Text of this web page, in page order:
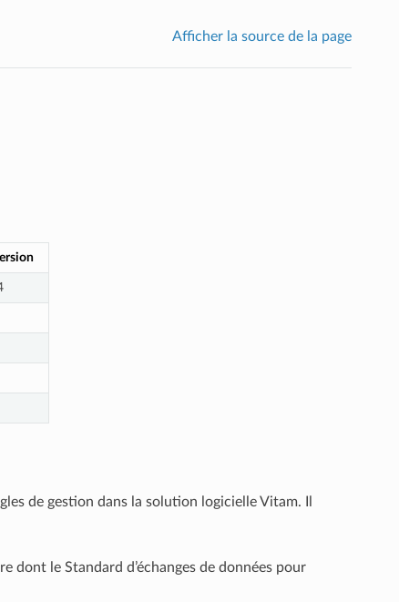
Afficher la source de la page
de gestion dans la solution logicielle Vitam. Il
dont le Standard d’échanges de données pour